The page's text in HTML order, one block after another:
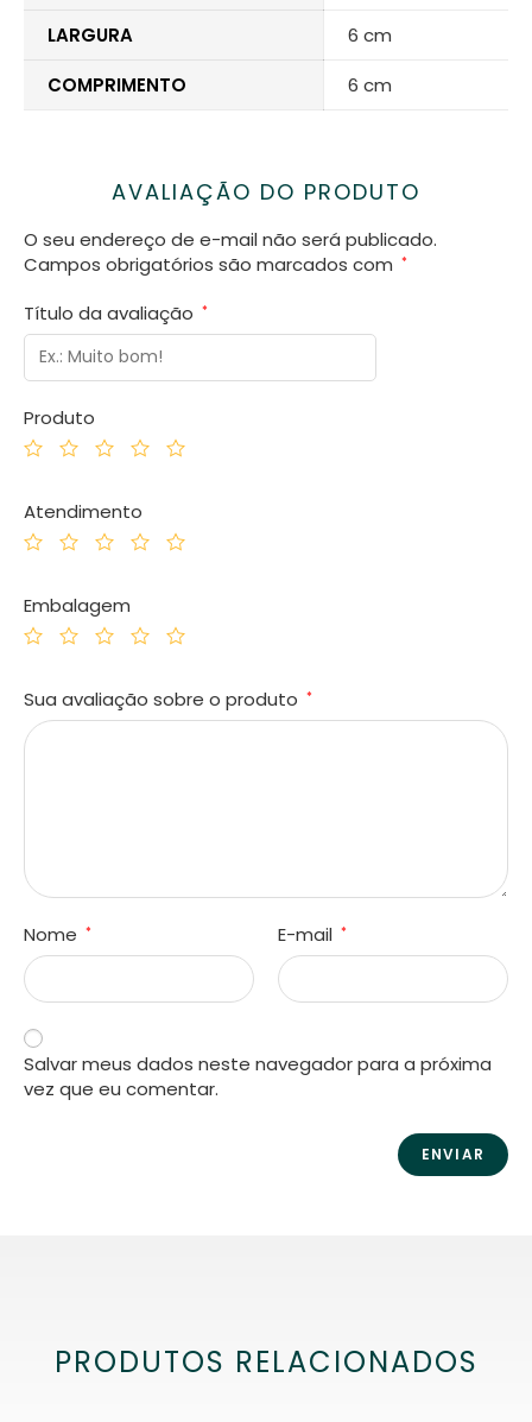
LARGURA
6 cm
COMPRIMENTO
6 cm
AVALIAÇÃO DO PRODUTO
O seu endereço de e-mail não será publicado.
Campos obrigatórios são marcados com *
Título da avaliação *
Produto
Atendimento
Embalagem
Sua avaliação sobre o produto *
Nome * E-mail *
Salvar meus dados neste navegador para a próxima
vez que eu comentar.
PRODUTOS RELACIONADOS